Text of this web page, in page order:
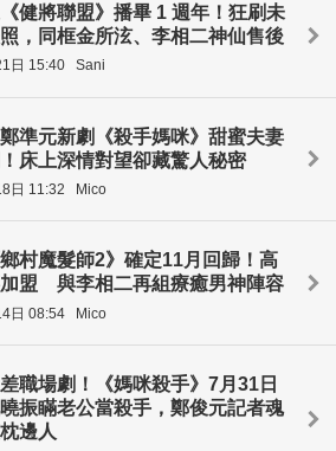
健將聯盟》播畢 1 週年！狂刷未
，同框金所泫、李相二神仙售後
日 15:40 Sani
準元新劇《殺手媽咪》甜蜜夫妻
床上深情對望卻藏驚人秘密
日 11:32 Mico
村魔髮師2》確定11月回歸！高
盟 與李相二再組療癒男神陣容
日 08:54 Mico
職場劇！《媽咪殺手》7月31日
振瞞老公當殺手，鄭俊元記者魂
邊人